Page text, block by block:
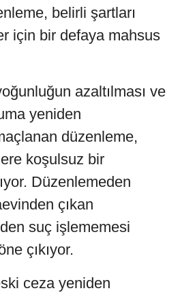
belirli şartları
için bir defaya mahsus
azaltılması ve
yeniden
düzenleme,
koşulsuz bir
Düzenlemeden
çıkan
suç işlememesi
çıkıyor.
ceza yeniden